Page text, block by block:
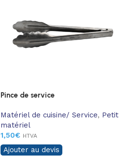
Pince de service
Matériel de cuisine/ Service, Petit
matériel
1,50€ HTVA
Ajouter au devis